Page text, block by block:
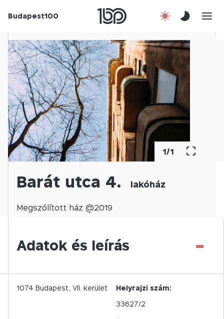
Budapest100
Csatlakozz!
Kapcsolat
1/1
Barát utca 4. lakóház
Megszólított ház @2019
Adatok és leírás -
1074 Budapest, VII. kerület
Helyrajzi szám:
33627/2